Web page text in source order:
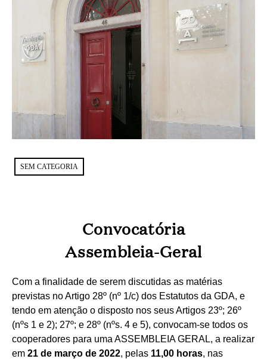
SEM CATEGORIA
Convocatória
Assembleia-Geral
Com a finalidade de serem discutidas as matérias
previstas no Artigo 28º (nº 1/c) dos Estatutos da GDA, e
tendo em atenção o disposto nos seus Artigos 23º; 26º
(nºs 1 e 2); 27º; e 28º (nºs. 4 e 5), convocam-se todos os
cooperadores para uma ASSEMBLEIA GERAL, a realizar
em 21 de março de 2022, pelas 11,00 horas, nas